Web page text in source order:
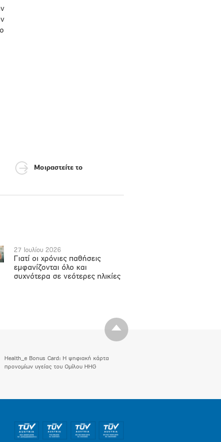
Μοιραστείτε το
27 Ιουλίου 2026
Γιατί οι χρόνιες παθήσεις
εμφανίζονται όλο και
συχνότερα σε νεότερες ηλικίες
Health_e Bonus Card: H ψηφιακή κάρτα
προνομίων υγείας του Ομίλου HHG